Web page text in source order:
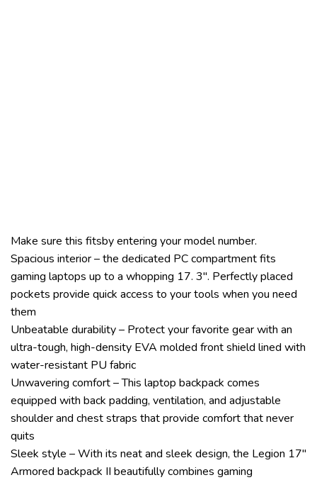
Make sure this fitsby entering your model number.
Spacious interior – the dedicated PC compartment fits
gaming laptops up to a whopping 17. 3″. Perfectly placed
pockets provide quick access to your tools when you need
them
Unbeatable durability – Protect your favorite gear with an
ultra-tough, high-density EVA molded front shield lined with
water-resistant PU fabric
Unwavering comfort – This laptop backpack comes
equipped with back padding, ventilation, and adjustable
shoulder and chest straps that provide comfort that never
quits
Sleek style – With its neat and sleek design, the Legion 17″
Armored backpack II beautifully combines gaming